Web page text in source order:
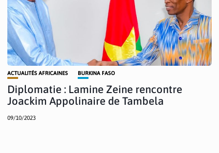
ACTUALITÉS AFRICAINES BURKINA FASO
Diplomatie : Lamine Zeine rencontre
Joackim Appolinaire de Tambela
09/10/2023